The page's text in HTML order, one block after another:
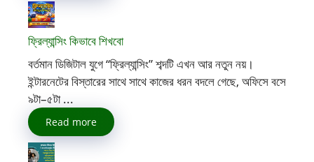
ফ্রিল্যান্সিং কিভাবে শিখবো
বর্তমান ডিজিটাল যুগে “ফ্রিল্যান্সিং” শব্দটি এখন আর নতুন নয়।
ইন্টারনেটের বিস্তারের সাথে সাথে কাজের ধরন বদলে গেছে, অফিসে বসে
৯টা–৫টা ...
Read more